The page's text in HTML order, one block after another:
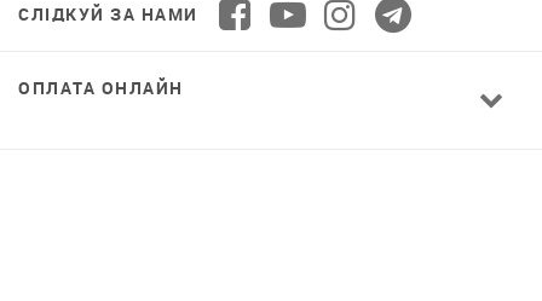
СЛІДКУЙ ЗА НАМИ
ОПЛАТА ОНЛАЙН